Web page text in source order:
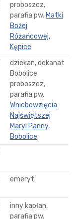
proboszcz,
parafia pw. Matki
Bożej
Różańcowej,
Kępice
dziekan, dekanat
Bobolice
proboszcz,
parafia pw.
Wniebowzięcia
Najświętszej
Maryi Panny,
Bobolice
emeryt
inny kapłan,
parafia pw.